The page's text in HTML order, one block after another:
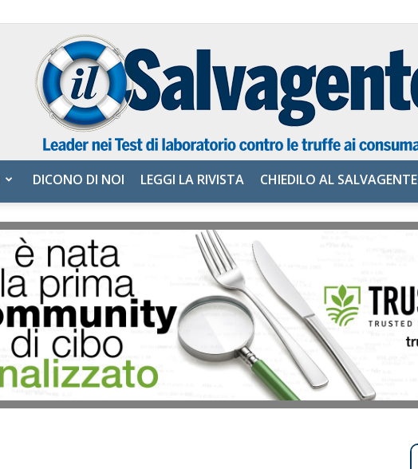
Salvagente
DICONO DI NOI LEGGI LA RIVISTA CHIEDILO AL SALVAGENTE